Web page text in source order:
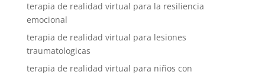
terapia de realidad virtual para la resiliencia
emocional
terapia de realidad virtual para lesiones
traumatologicas
terapia de realidad virtual para niños con